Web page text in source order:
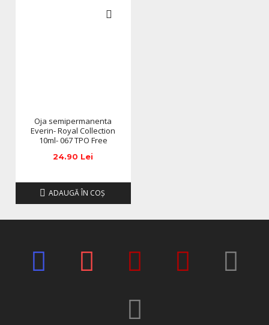
livrate, acestea putand prezenta abateri minore de la
Oja semipermanenta
Everin- Royal Collection
10ml- 067 TPO Free
24.90 Lei
ADAUGĂ ÎN COŞ